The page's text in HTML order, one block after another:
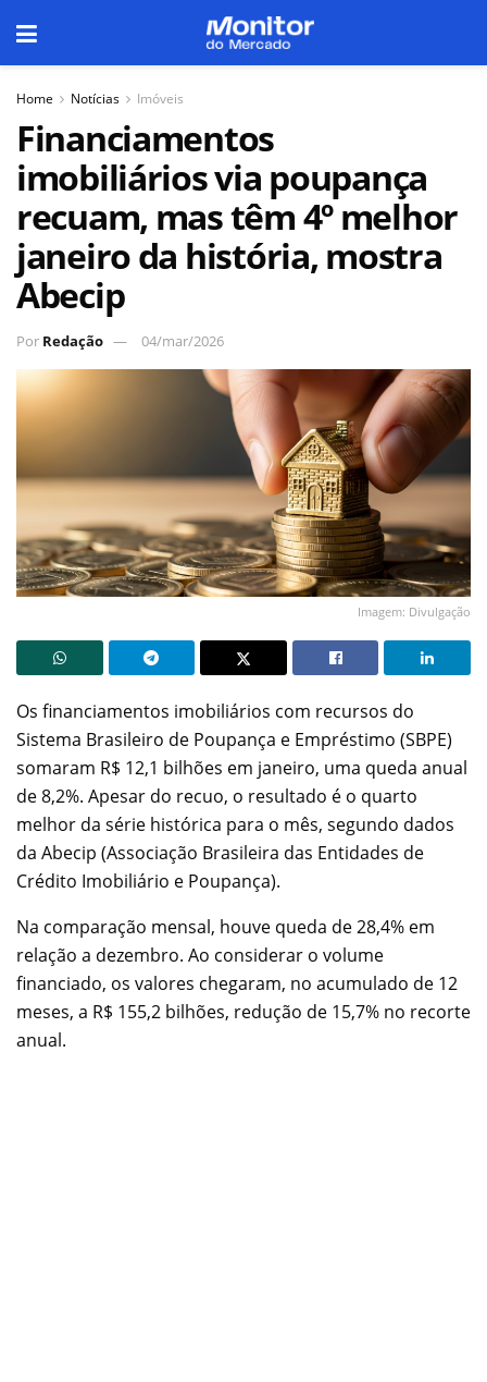
Home Notícias Imóveis
Financiamentos
imobiliários via poupança
recuam, mas têm 4º melhor
janeiro da história, mostra
Abecip
Por Redação 04/mar/2026
Imagem: Divulgação
Os financiamentos imobiliários com recursos do
Sistema Brasileiro de Poupança e Empréstimo (SBPE)
somaram R$ 12,1 bilhões em janeiro, uma queda anual
de 8,2%. Apesar do recuo, o resultado é o quarto
melhor da série histórica para o mês, segundo dados
da Abecip (Associação Brasileira das Entidades de
Crédito Imobiliário e Poupança).
Na comparação mensal, houve queda de 28,4% em
relação a dezembro. Ao considerar o volume
financiado, os valores chegaram, no acumulado de 12
meses, a R$ 155,2 bilhões, redução de 15,7% no recorte
anual.